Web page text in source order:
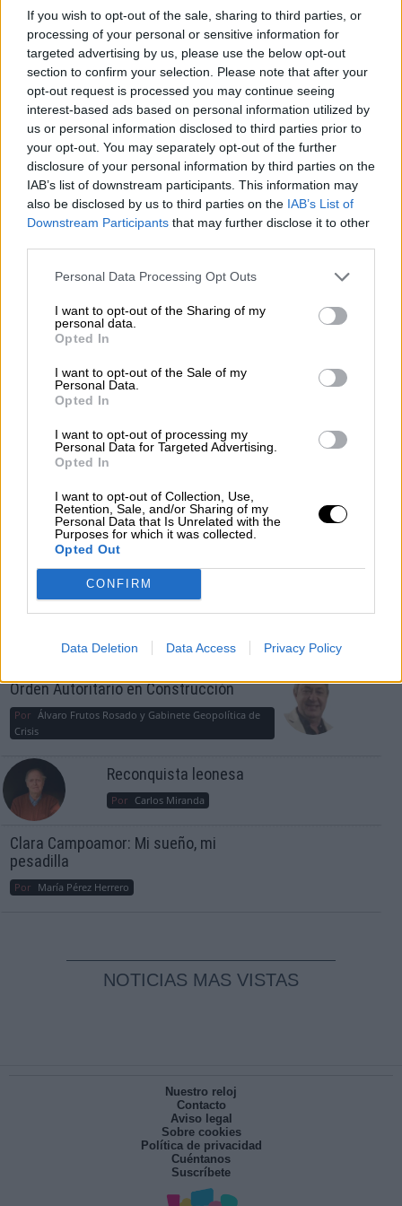
If you wish to opt-out of the sale, sharing to third parties, or
processing of your personal or sensitive information for
targeted advertising by us, please use the below opt-out
section to confirm your selection. Please note that after your
opt-out request is processed you may continue seeing
interest-based ads based on personal information utilized by
us or personal information disclosed to third parties prior to
your opt-out. You may separately opt-out of the further
disclosure of your personal information by third parties on the
IAB’s list of downstream participants. This information may
also be disclosed by us to third parties on the IAB’s List of
Downstream Participants that may further disclose it to other
Personal Data Processing Opt Outs
I want to opt-out of the Sharing of my
personal data.
Opted In
I want to opt-out of the Sale of my
Personal Data.
Opted In
I want to opt-out of processing my
Personal Data for Targeted Advertising.
Opted In
I want to opt-out of Collection, Use,
Retention, Sale, and/or Sharing of my
Personal Data that Is Unrelated with the
Purposes for which it was collected.
Opted Out
CONFIRM
Data Deletion Data Access Privacy Policy
Imagen de archivo de Pedro Sánchez en Ankara
Pedro Sánchez alerta del “riesgo” de
escasez de gas y petróleo
PorNuria Mañoso Vega
Más artículos de este autor
consciente del riesgo de una tercera
guerra mundial?
Crisis
Suelta y confía
María Comesaña
Votantes y votados
Orden Autoritario en Construcción
Por Álvaro Frutos Rosado y Gabinete Geopolítica de
Crisis
Reconquista leonesa
Por Carlos Miranda
Clara Campoamor: Mi sueño, mi
pesadilla
Por María Pérez Herrero
NOTICIAS MAS VISTAS
Nuestro reloj
Contacto
Aviso legal
Sobre cookies
Política de privacidad
Cuéntanos
Suscríbete